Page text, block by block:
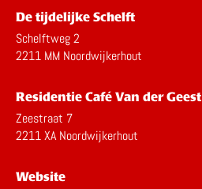
De tijdelijke Schelft
Schelftweg 2
2211 MM Noordwijkerhout
Residentie Café Van der Geest
Zeestraat 7
2211 XA Noordwijkerhout
Website